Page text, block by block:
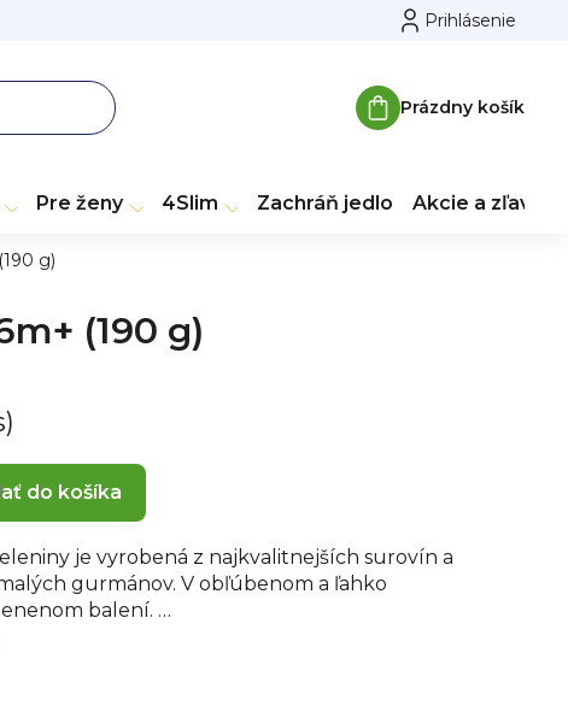
Prihlásenie
Nákupný
Prázdny košík
Pre ženy 4Slim Zachráň jedlo Akcie a zľavy
g)
(190 g)
do košíka
je vyrobená z najkvalitnejších surovín a
gurmánov. V obľúbenom a ľahko
balení.
pyré (29 %) (voda, sušené zemiakové vločky),